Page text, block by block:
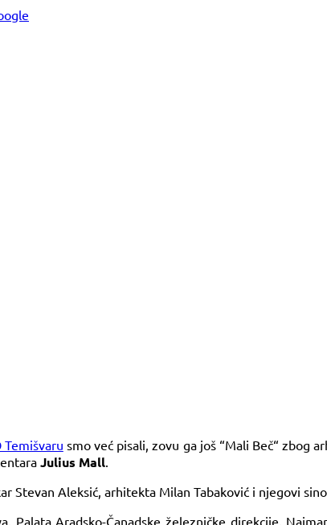
Temišvaru smo već pisali, zovu ga još “Mali Beč“ zbog
Julius Mall
Stevan Aleksić, arhitekta Milan Tabaković i njegovi
Palata Aradsko-Čanadske železničke direkcije,